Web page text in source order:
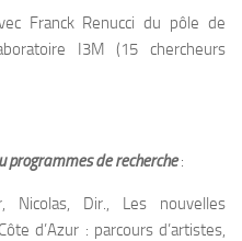
Franck Renucci du pôle de
I3M (15 chercheurs
programmes de recherche:
Nicolas, Dir., Les nouvelles
d’Azur : parcours d’artistes,